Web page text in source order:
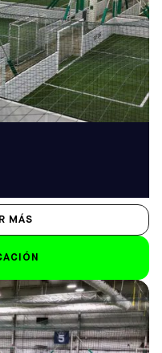
De lunes a viernes
9.00 a 1.00 horas
Sáb-Dom
de 8.00 a 1.00
horas
MÁS
HORARIO DE
APERTURA